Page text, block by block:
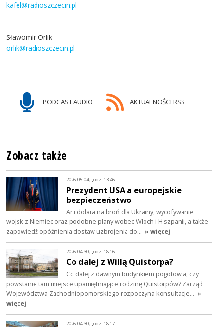
kafel@radioszczecin.pl
Sławomir Orlik
orlik@radioszczecin.pl
PODCAST AUDIO AKTUALNOŚCI RSS
Zobacz także
2026-05-04, godz. 13:46
Prezydent USA a europejskie
bezpieczeństwo
Ani dolara na broń dla Ukrainy, wycofywanie
wojsk z Niemiec oraz podobne plany wobec Włoch i Hiszpanii, a także
zapowiedź opóźnienia dostaw uzbrojenia do… » więcej
2026-04-30, godz. 18:16
Co dalej z Willą Quistorpa?
Co dalej z dawnym budynkiem pogotowia, czy
powstanie tam miejsce upamiętniające rodzinę Quistorpów? Zarząd
Województwa Zachodniopomorskiego rozpoczyna konsultacje… »
więcej
2026-04-30, godz. 18:17